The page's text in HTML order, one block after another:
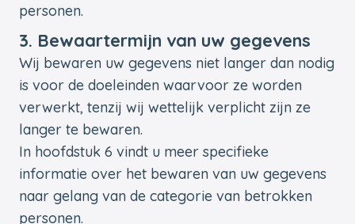
personen.
3. Bewaartermijn van uw gegevens
Wij bewaren uw gegevens niet langer dan nodig
is voor de doeleinden waarvoor ze worden
verwerkt, tenzij wij wettelijk verplicht zijn ze
langer te bewaren.
In hoofdstuk 6 vindt u meer specifieke
informatie over het bewaren van uw gegevens
naar gelang van de categorie van betrokken
personen.